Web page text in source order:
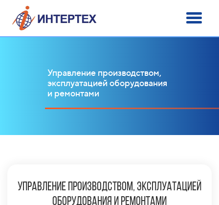
Управление производством,
эксплуатацией оборудования
и ремонтами
управление производством, эксплуатацией
оборудования и ремонтами